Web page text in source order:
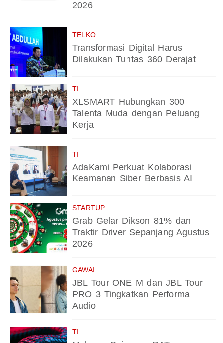
2026
TELKO
Transformasi Digital Harus
Dilakukan Tuntas 360 Derajat
TI
XLSMART Hubungkan 300
Talenta Muda dengan Peluang
Kerja
TI
AdaKami Perkuat Kolaborasi
Keamanan Siber Berbasis AI
STARTUP
Grab Gelar Dikson 81% dan
Traktir Driver Sepanjang Agustus
2026
GAWAI
JBL Tour ONE M dan JBL Tour
PRO 3 Tingkatkan Performa
Audio
TI